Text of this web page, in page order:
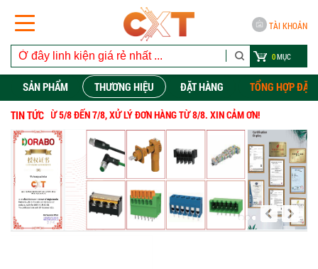
TÀI KHOẢN
0MỤC
SẢN PHẨM THƯƠNG HIỆU ĐẶT HÀNG
TỔNG HỢP ĐẶT
TIN TỨC
TỪ 5/8 ĐẾN 7/8, XỬ LÝĐƠN HÀNGTỪ8/8. XIN CẢM ƠN!